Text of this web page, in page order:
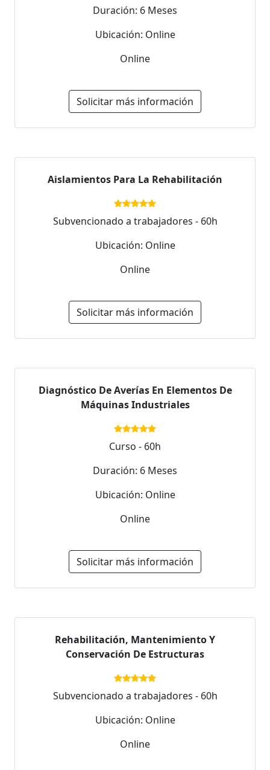
Duración: 6 Meses
Ubicación: Online
Online
Solicitar más información
Aislamientos Para La Rehabilitación
Subvencionado a trabajadores - 60h
Ubicación: Online
Online
Solicitar más información
Diagnóstico De Averías En Elementos De
Máquinas Industriales
Curso - 60h
Duración: 6 Meses
Ubicación: Online
Online
Solicitar más información
Rehabilitación, Mantenimiento Y
Conservación De Estructuras
Subvencionado a trabajadores - 60h
Ubicación: Online
Online